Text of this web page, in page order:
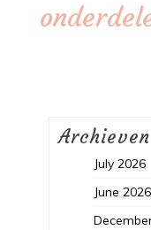
Archieven
July 2026
June 2026